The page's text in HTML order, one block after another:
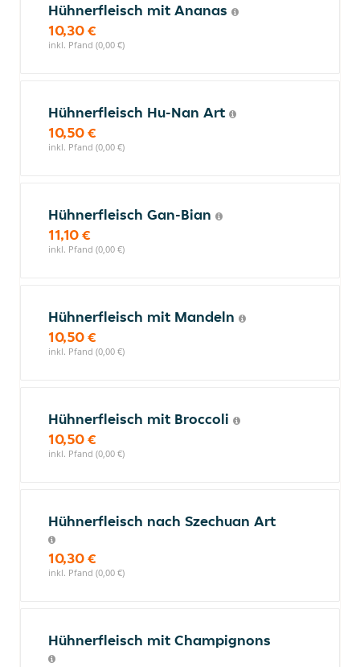
Hühnerfleisch mit Ananas
10,30 €
inkl. Pfand (0,00 €)
Hühnerfleisch Hu-Nan Art
10,50 €
inkl. Pfand (0,00 €)
Hühnerfleisch Gan-Bian
11,10 €
inkl. Pfand (0,00 €)
Hühnerfleisch mit Mandeln
10,50 €
inkl. Pfand (0,00 €)
Hühnerfleisch mit Broccoli
10,50 €
inkl. Pfand (0,00 €)
Hühnerfleisch nach Szechuan Art
10,30 €
inkl. Pfand (0,00 €)
Hühnerfleisch mit Champignons